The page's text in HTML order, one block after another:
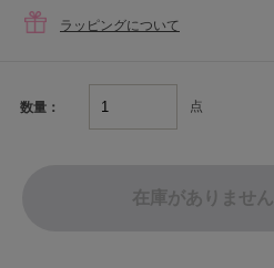
ラッピングについて
数量： 点
在庫がありません